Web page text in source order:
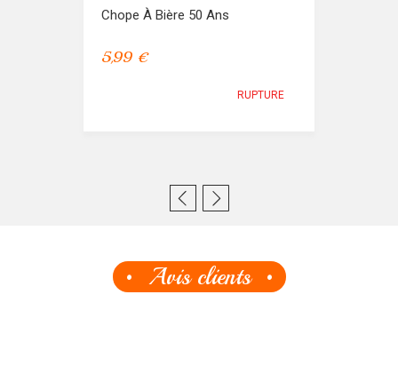
Chope À Bière 50 Ans
5,99 €
RUPTURE
Avis clients